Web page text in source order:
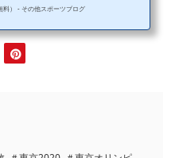
料） - その他スポーツブログ